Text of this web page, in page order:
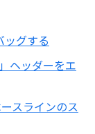
ッグする
ヘッダーをエ
スラインのス